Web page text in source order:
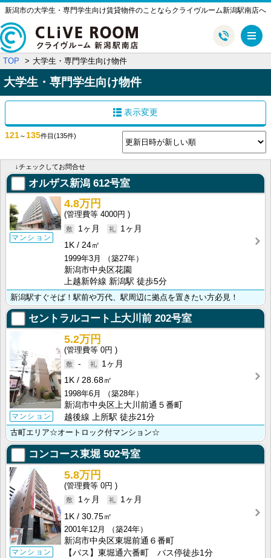
新潟市の大学生・専門学生向け賃貸物件のことならクライヴルーム新潟駅南店へ
TOP 大学生・専門学生向け物件
大学生・専門学生向け物件
表示変更
121～135件目 (135件)
↓チェックしてお問合せ
オルザス新潟 612号室
マンション
4.8万円
4000円
1ヶ月
1ヶ月
1K
24㎡
1999年3月
（築27年）
新潟市中央区花園
上越新幹線 新潟駅 徒歩5分
新潟駅すぐそば！駅前や万代、駅周辺に拠点を置きたい方必見！
セントラルコート上大川前 202号室
マンション
5.2万円
0円
-
1ヶ月
1K
28.68㎡
1998年6月
（築28年）
新潟市中央区上大川前通５番町
越後線 上所駅 徒歩21分
古町エリア☆オートロック付マンション☆
コンコース東堀 502号室
マンション
5.8万円
0円
1ヶ月
1ヶ月
1K
30.75㎡
2001年12月
（築24年）
新潟市中央区東堀前通６番町
【バス】東堀通六番町 バス停徒歩1分